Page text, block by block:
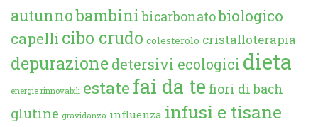
autunnobambini bicarbonatobiologico
capelli cibo crudo colesterolo cristalloterapia
depurazione detersivi ecologici dieta
energie rinnovabili estate fai da te fiori di bach
glutine gravidanza influenza infusi e tisane